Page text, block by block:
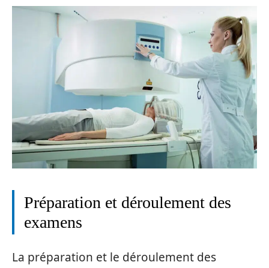
Préparation et déroulement des
examens
La préparation et le déroulement des